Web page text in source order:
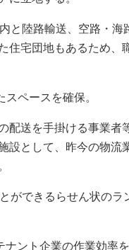
と陸路輸送、空路・海
住宅団地もあるため、
ペースを確保。
配送を手掛ける事業者
設として、昨今の物流
ができるらせん状のラ
ント企業の作業効率